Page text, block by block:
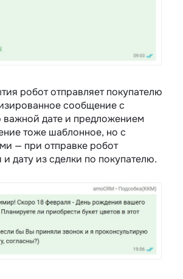
робот отправляет покупателю
сообщение с
дате и предложением
тоже шаблонное, но с
— при отправке робот
и дату из сделки по покупателю.